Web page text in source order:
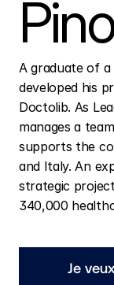
A graduate of a
developed his
Doctolib. As
manages a
supports the
and Italy. An
strategic
340,000
Je